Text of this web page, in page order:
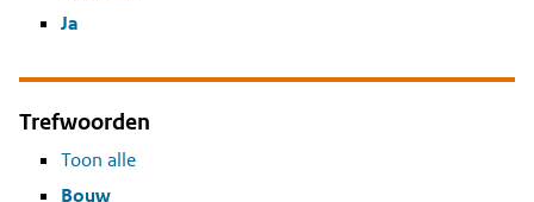
Ja
Trefwoorden
Toon alle
Bouw